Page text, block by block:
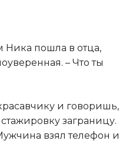
Ника пошла в отца,
– Что ты
и говоришь,
заграницу.
взял телефон и